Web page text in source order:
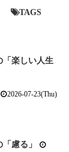
TAGS
「楽しい人生
2026-07-23(Thu)
慮る」